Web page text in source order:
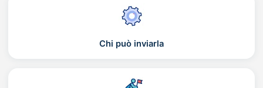
Chi può inviarla